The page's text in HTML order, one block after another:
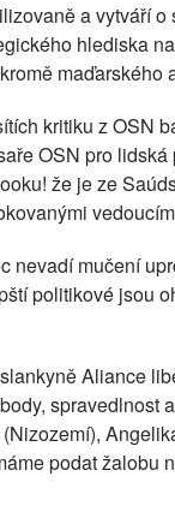
a vytváří
hlediska
maďarského
kritiku z OSN
OSN pro
že je ze
nevadí mučení
politikové jsou
Aliance
spravedlnost
podat žalobu